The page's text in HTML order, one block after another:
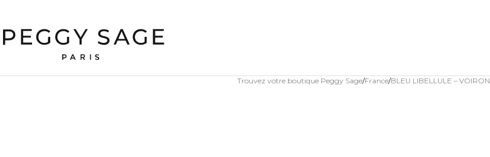
Trouvez votre boutique Peggy Sage France BLEU LIBELLULE – VOIRON